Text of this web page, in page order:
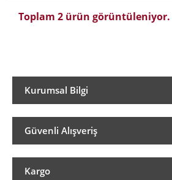
Toplam 2 ürün görüntüleniyor.
Kurumsal Bilgi
Güvenli Alışveriş
Kargo